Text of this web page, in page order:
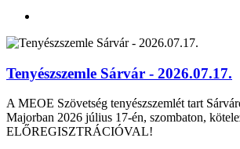
Tenyészszemle Sárvár - 2026.07.17.
A MEOE Szövetség tenyészszemlét tart
Majorban 2026 július 17-én, szombaton,
ELŐREGISZTRÁCIÓVAL!